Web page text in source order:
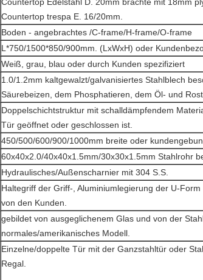
Countertop Edelstahl D. 20mm brachte mit 18mm
Countertop trespa E. 16/20mm.
Boden - angebrachtes /C-frame/H-frame/O-frame
L*750/1500*850/900mm. (LxWxH) oder
Weiß, grau, blau oder durch Kunden spezifiziert
1.0/1.2mm kaltgewalzt/galvanisiertes Stahlblech
Säurebeizen, dem Phosphatieren, dem Öl- und
Doppelschichtstruktur mit schalldämpfendem
Tür geöffnet oder geschlossen ist.
450/500/600/900/1000mm breite oder
60x40x2.0/40x40x1.5mm/30x30x1.5mm Stahlrohr
Hydraulisches/Außenscharnier mit 304 S.S.
Haltegriff der Griff-, Aluminiumlegierung der U-
von den Kunden.
gebildet von ausgeglichenem Glas und von der
normales/amerikanisches Modell.
Einzelne/doppelte Tür mit der Ganzstahltür oder
Regal.